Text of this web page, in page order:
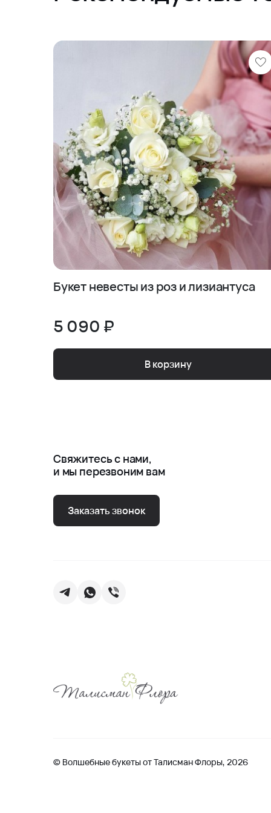
Букет невесты из роз и лизиантуса
5 090 ₽
В корзину
Свяжитесь с нами,
и мы перезвоним вам
Заказать звонок
© Волшебные букеты от Талисман Флоры, 2026